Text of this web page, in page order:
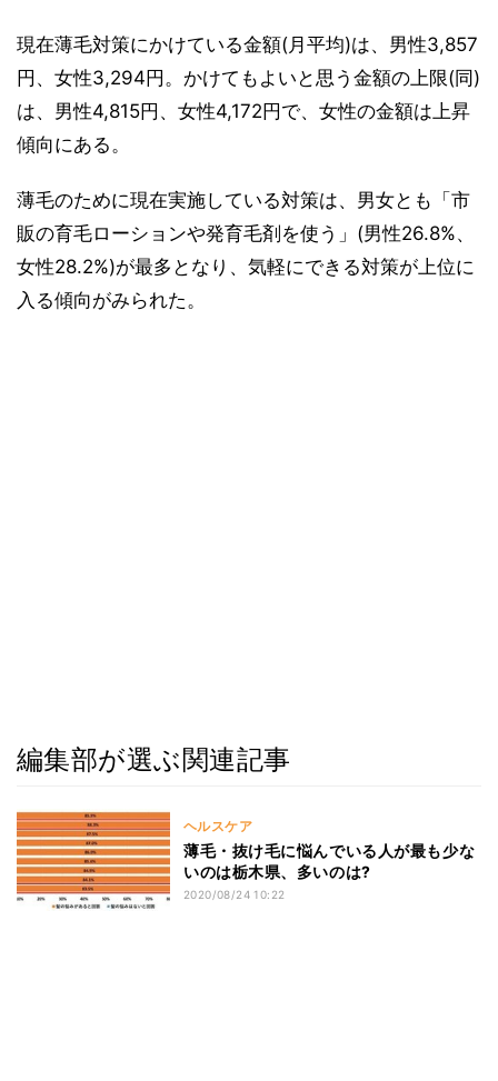
現在薄毛対策にかけている金額(月平均)は、男性3,857
円、女性3,294円。かけてもよいと思う金額の上限(同)
は、男性4,815円、女性4,172円で、女性の金額は上昇
傾向にある。
薄毛のために現在実施している対策は、男女とも「市
販の育毛ローションや発育毛剤を使う」(男性26.8%、
女性28.2%)が最多となり、気軽にできる対策が上位に
入る傾向がみられた。
編集部が選ぶ関連記事
ヘルスケア
薄毛・抜け毛に悩んでいる人が最も少な
いのは栃木県、多いのは?
2020/08/24 10:22